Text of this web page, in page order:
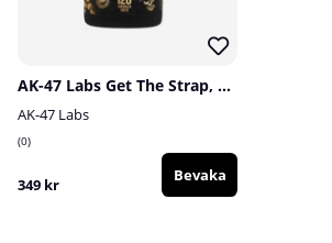
AK-47 Labs Get The Strap, 120 caps
AK-47 Labs
0
349 kr Bevaka